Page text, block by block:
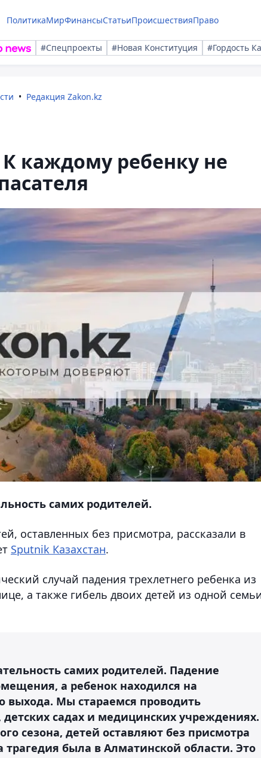
ПолитикаМирФинансыСтатьиПроисшествияПраво
#Спецпроекты #Новая Конституция #Гордость
Редакция Zakon.kz
каждому ребенку не
самих родителей.
оставленных без присмотра, рассказали в
Sputnik Казахстан.
случай падения трехлетнего ребенка из
а также гибель двоих детей из одной
самих родителей. Падение
а ребенок находился на
выхода. Мы стараемся проводить
садах и медицинских учреждениях.
сезона, детей оставляют без присмотра
была в Алматинской области. Это